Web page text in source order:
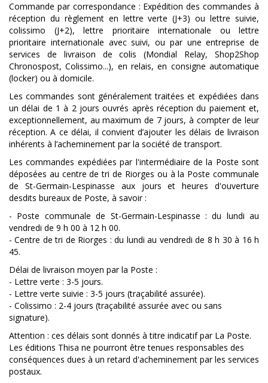
Commande par correspondance : Expédition des commandes à
réception du règlement en lettre verte (J+3) ou lettre suivie,
colissimo (J+2), lettre prioritaire internationale ou lettre
prioritaire internationale avec suivi, ou par une entreprise de
services de livraison de colis (Mondial Relay, Shop2Shop
Chronospost, Colissimo...), en relais, en consigne automatique
(locker) ou à domicile.
Les commandes sont généralement traitées et expédiées dans
un délai de 1 à 2 jours ouvrés après réception du paiement et,
exceptionnellement, au maximum de 7 jours, à compter de leur
réception. A ce délai, il convient d’ajouter les délais de livraison
inhérents à l’acheminement par la société de transport.
Les commandes expédiées par l'intermédiaire de la Poste sont
déposées au centre de tri de Riorges ou à la Poste communale
de St-Germain-Lespinasse aux jours et heures d'ouverture
desdits bureaux de Poste, à savoir :
- Poste communale de St-Germain-Lespinasse : du lundi au
vendredi de 9 h 00 à 12 h 00.
- Centre de tri de Riorges : du lundi au vendredi de 8 h 30 à 16 h
45.
Délai de livraison moyen par la Poste :
- Lettre verte : 3-5 jours.
- Lettre verte suivie : 3-5 jours (traçabilité assurée).
- Colissimo : 2-4 jours (traçabilité assurée avec ou sans
signature).
Attention : ces délais sont donnés à titre indicatif par La Poste.
Les éditions Thisa ne pourront être tenues responsables des
conséquences dues à un retard d'acheminement par les services
postaux.